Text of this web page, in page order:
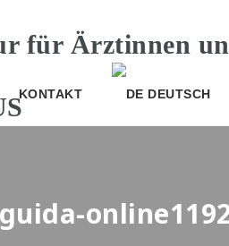
KONTAKT DEUTSCH